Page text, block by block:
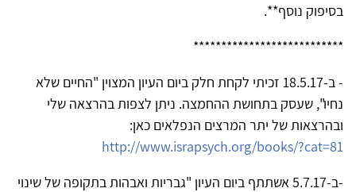
בסיפוק נוסף**.
***************************
- ב-18.5.17 זכיתי לקחת חלק ביום העיון המצוין "החיים שלא
נחיו", שעסק בתחושת ההחמצה. ניתן לצפות בהרצאה שלי
ובהרצאות של יתר המרצים הנפלאים כאן:
http://www.israpsych.org/books/?cat=81
-ב-5.7.17 אשתתף ביום העיון "גבריות ואבהות בתקופה של שינוי